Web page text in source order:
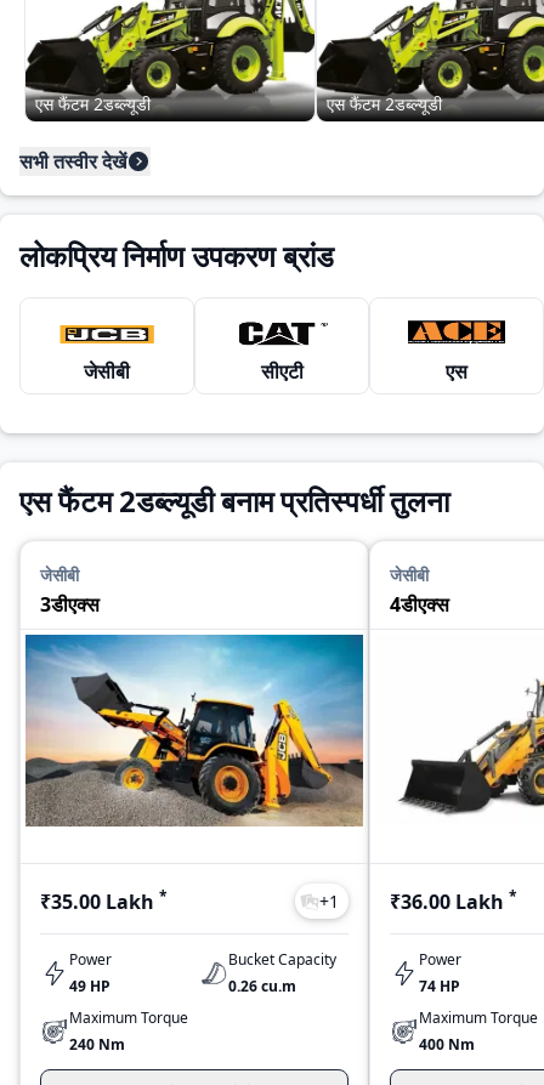
एस फैंटम 2डब्ल्यूडी एस फैंटम 2डब्ल्यूडी
सभी तस्वीर देखें
लोकप्रिय निर्माण उपकरण ब्रांड
जेसीबी सीएटी एस
एस फैंटम 2डब्ल्यूडी बनाम प्रतिस्पर्धी तुलना
जेसीबी
3डीएक्स
₹35.00 Lakh * +1
Power
49 HP
Bucket Capacity
0.26 cu.m
Maximum Torque
240 Nm
जेसीबी
4डीएक्स
₹36.00 Lakh *
Power
74 HP
Maximum Torque
400 Nm